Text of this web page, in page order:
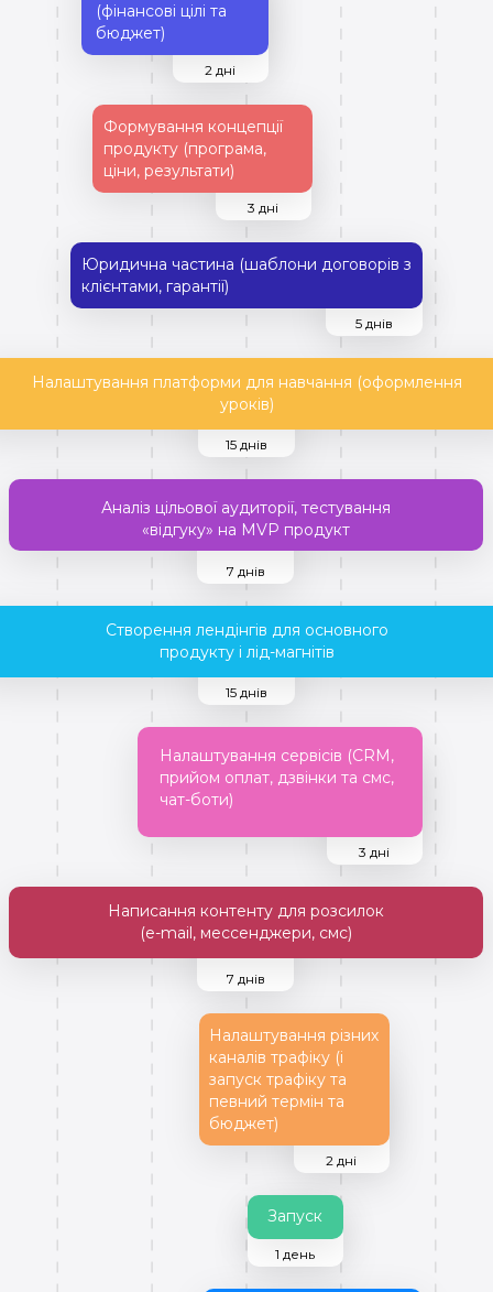
5 днів
7 днів
7 днів
15 днів
2 дні
1 день
3 дні
3 дні
Юридична частина (шаблони договорів з
клієнтами, гарантії)
Аналіз цільової аудиторії, тестування
«відгуку» на MVP продукт
Написання контенту для розсилок
(e-mail, мессенджери, смс)
Налаштування платформи для навчання (оформлення
уроків)
Створення лендінгів для основного
продукту і лід-магнітів
(фінансові цілі та
бюджет)
Налаштування різних
каналів трафіку (і
запуск трафіку та
певний термін та
бюджет)
Запуск
Формування концепції
продукту (програма,
ціни, результати)
Налаштування сервісів (CRM,
прийом оплат, дзвінки та смс,
чат-боти)
15 днів
2 дні